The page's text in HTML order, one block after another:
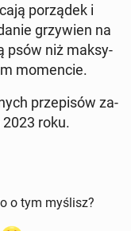
po­rzą­dek i
grzy­wien na
psów niż mak­sy­
mo­men­cie.
prze­pi­sów za­
roku.
o tym myślisz?